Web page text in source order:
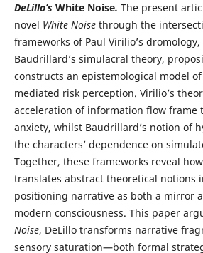
DeLillo’s White Noise. The present
novel White Noisethrough the
frameworks of Paul Virilio’s dromology,
Baudrillard’s simulacral theory,
constructs an epistemological model
mediated risk perception. Virilio’s
acceleration of information flow frame
anxiety, whilst Baudrillard’s notion of
the characters’ dependence on
Together, these frameworks reveal
translates abstract theoretical notions
positioning narrative as both a mirror
modern consciousness. This paper
Noise, DeLillo transforms narrative
sensory saturation—both formal